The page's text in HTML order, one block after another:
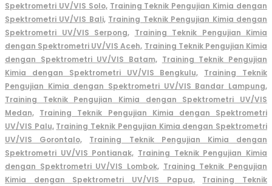
Spektrometri UV/VIS Solo, Training Teknik Pengujian Kimia dengan
Spektrometri UV/VIS Bali, Training Teknik Pengujian Kimia dengan
Spektrometri UV/VIS Serpong, Training Teknik Pengujian Kimia
dengan Spektrometri UV/VIS Aceh, Training Teknik Pengujian Kimia
dengan Spektrometri UV/VIS Batam, Training Teknik Pengujian
Kimia dengan Spektrometri UV/VIS Bengkulu,
Training Teknik
Pengujian Kimia dengan Spektrometri UV/VIS Bandar Lampung,
Training Teknik Pengujian Kimia dengan Spektrometri UV/VIS
Medan, Training Teknik Pengujian Kimia dengan Spektrometri
UV/VIS Palu, Training Teknik Pengujian Kimia dengan Spektrometri
UV/VIS Gorontalo,
Training Teknik Pengujian Kimia dengan
Spektrometri UV/VIS Pontianak, Training Teknik Pengujian Kimia
dengan Spektrometri UV/VIS Lombok, Training Teknik Pengujian
Kimia dengan Spektrometri UV/VIS Papua,
Training Teknik